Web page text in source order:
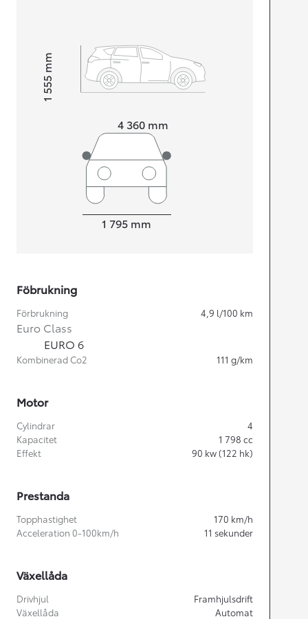
4 360 mm
Height1 555
mm
1 795 mm
Föbrukning
Förbrukning 4,9 l/100 km
Euro Class
EURO 6
Kombinerad Co2 111 g/km
Motor
Cylindrar
4
Kapacitet
1 798 cc
Effekt
90 kw (122 hk)
Prestanda
Topphastighet 170 km/h
Acceleration 0-100km/h
11 sekunder
Växellåda
Drivhjul
Framhjulsdrift
Växellåda
Automat